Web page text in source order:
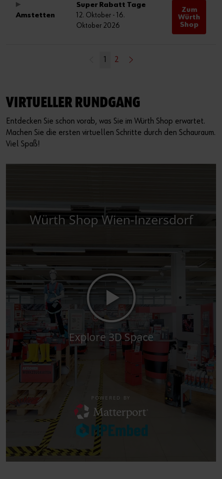
Amstetten
Super Rabatt Tage
12. Oktober - 16.
Oktober 2026
Zum
Würth
Shop
1 2
VIRTUELLER RUNDGANG
Entdecken Sie schon vorab, was Sie im Würth Shop erwartet.
Machen Sie die ersten virtuellen Schritte durch den Schauraum.
Viel Spaß!